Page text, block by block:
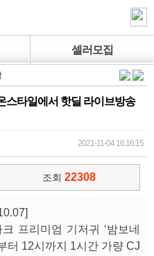
셀러모집
스타일에서 핫딜 라이브방송
2021-11-04 16:16:15
조회 22308
프리미엄 기저귀 ‘밤보네
터 12시까지 1시간 가량 CJ